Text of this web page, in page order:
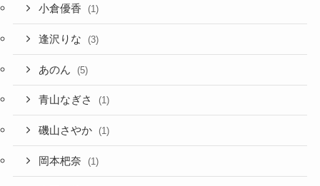
小倉優香 (1)
逢沢りな (3)
あのん (5)
青山なぎさ (1)
磯山さやか (1)
岡本杷奈 (1)